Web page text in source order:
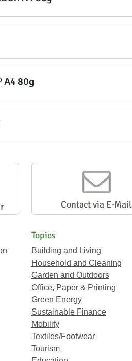
A4 80g
Contact via E-Mail
Topics
Building and Living
Household and Cleaning
Garden and Outdoors
Office, Paper & Printing
Green Energy
Sustainable Finance
Mobility
Textiles/Footwear
Tourism